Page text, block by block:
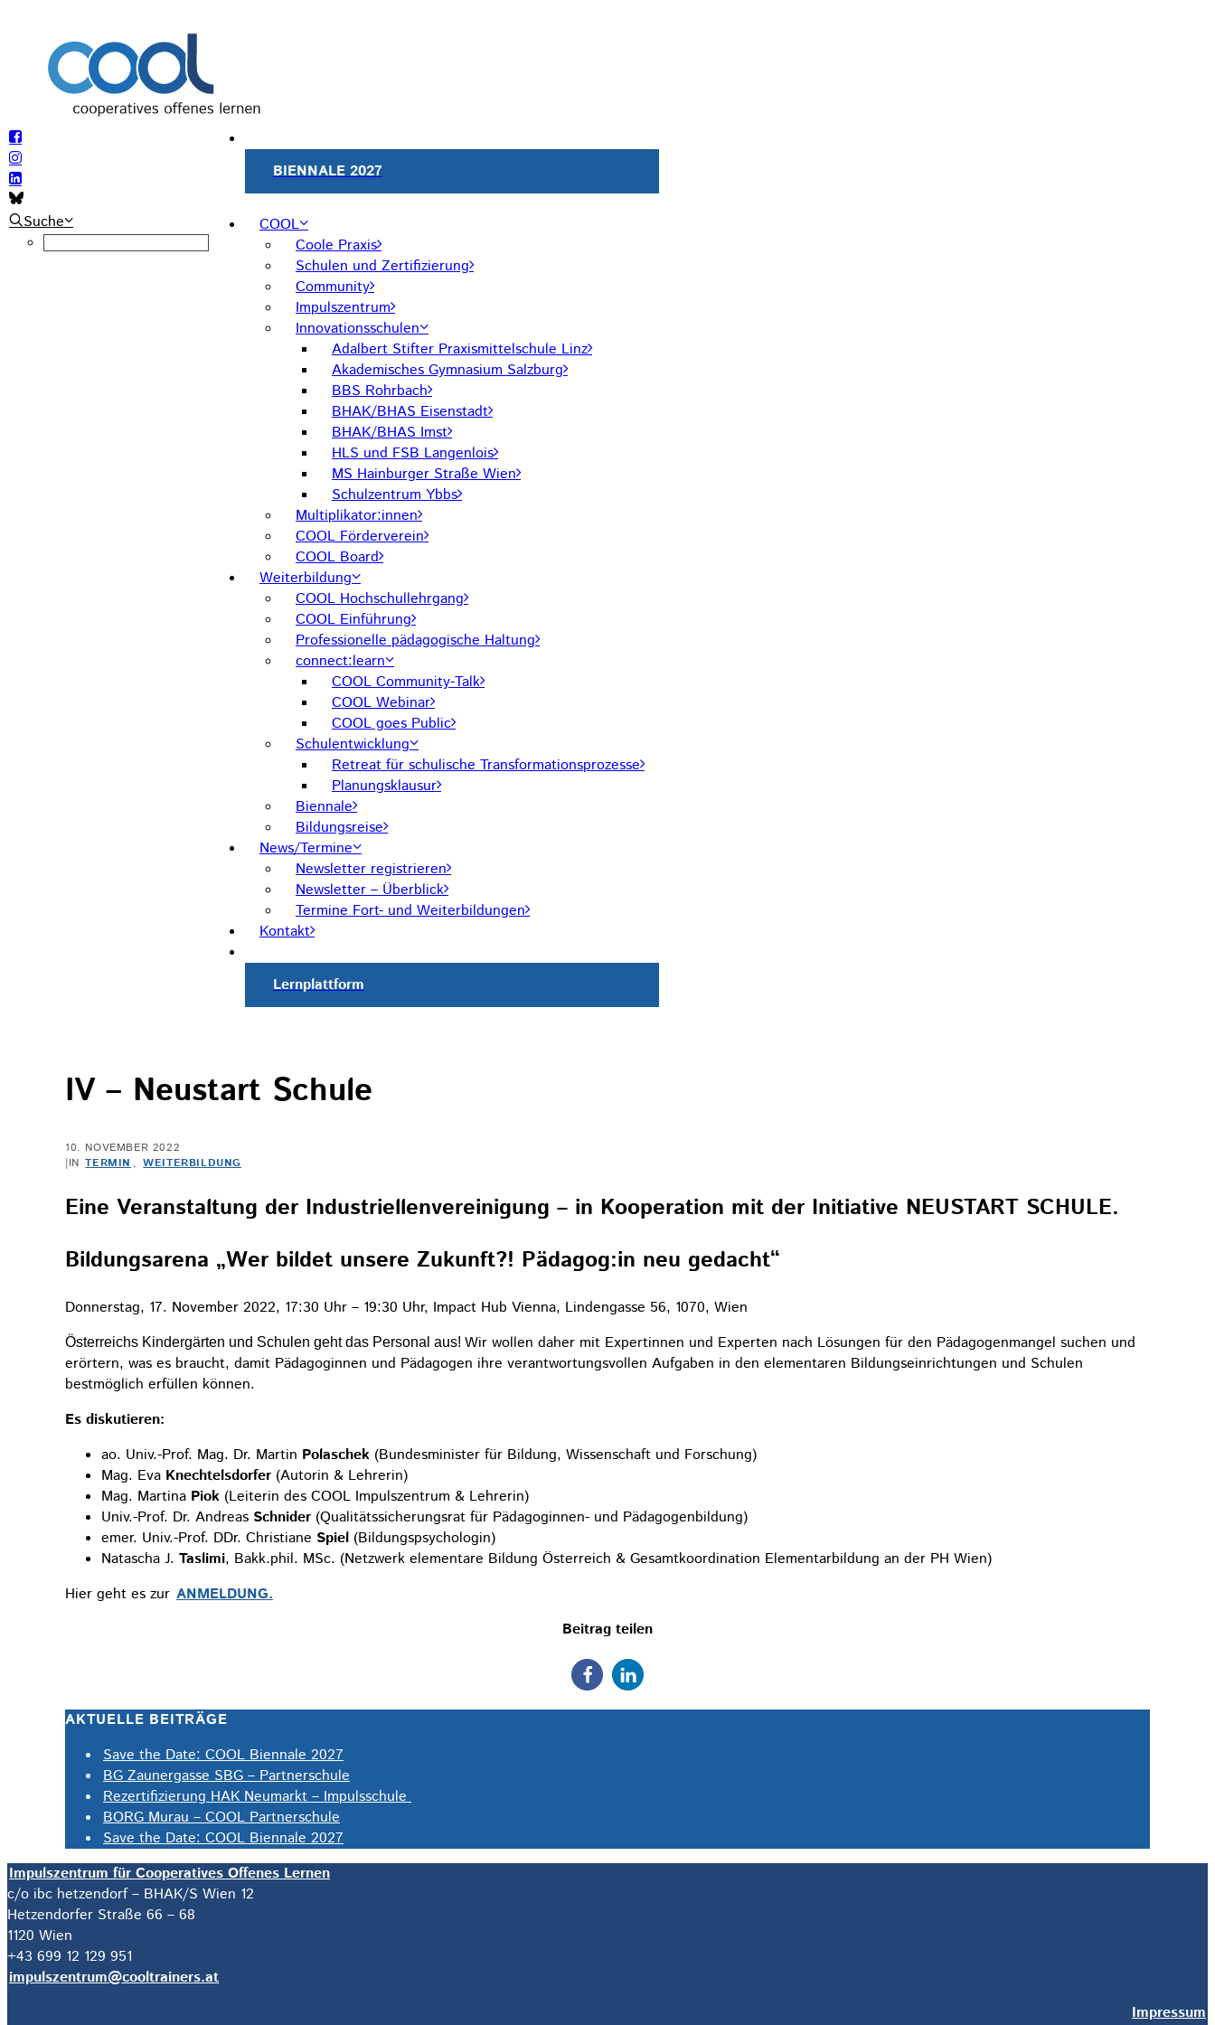
Suche
BIENNALE 2027
COOL
Coole Praxis
Schulen und Zertifizierung
Community
Impulszentrum
Innovationsschulen
Adalbert Stifter Praxismittelschule Linz
Akademisches Gymnasium Salzburg
BBS Rohrbach
BHAK/BHAS Eisenstadt
BHAK/BHAS Imst
HLS und FSB Langenlois
MS Hainburger Straße Wien
Schulzentrum Ybbs
Multiplikator:innen
COOL Förderverein
COOL Board
Weiterbildung
COOL Hochschullehrgang
COOL Einführung
Professionelle pädagogische Haltung
connect:learn
COOL Community-Talk
COOL Webinar
COOL goes Public
Schulentwicklung
Retreat für schulische Transformationsprozesse
Planungsklausur
Biennale
Bildungsreise
News/Termine
Newsletter registrieren
Newsletter – Überblick
Termine Fort- und Weiterbildungen
Kontakt
Lernplattform
IV – Neustart Schule
10. NOVEMBER 2022
|IN TERMIN , WEITERBILDUNG
Eine Veranstaltung der Industriellenvereinigung – in Kooperation mit der Initiative NEUSTART SCHULE.
Bildungsarena „Wer bildet unsere Zukunft?! Pädagog:in neu gedacht“
Donnerstag, 17. November 2022, 17:30 Uhr – 19:30 Uhr, Impact Hub Vienna, Lindengasse 56, 1070, Wien
Österreichs Kindergärten und Schulen geht das Personal aus! Wir wollen daher mit Expertinnen und Experten nach Lösungen für den Pädagogenmangel suchen und
erörtern, was es braucht, damit Pädagoginnen und Pädagogen ihre verantwortungsvollen Aufgaben in den elementaren Bildungseinrichtungen und Schulen
bestmöglich erfüllen können.
Es diskutieren:
ao. Univ.-Prof. Mag. Dr. Martin Polaschek (Bundesminister für Bildung, Wissenschaft und Forschung)
Mag. Eva Knechtelsdorfer (Autorin & Lehrerin)
Mag. Martina Piok (Leiterin des COOL Impulszentrum & Lehrerin)
Univ.-Prof. Dr. Andreas Schnider (Qualitätssicherungsrat für Pädagoginnen- und Pädagogenbildung)
emer. Univ.-Prof. DDr. Christiane Spiel (Bildungspsychologin)
Natascha J. Taslimi, Bakk.phil. MSc. (Netzwerk elementare Bildung Österreich & Gesamtkoordination Elementarbildung an der PH Wien)
Hier geht es zur ANMELDUNG.
Beitrag teilen
AKTUELLE BEITRÄGE
Save the Date: COOL Biennale 2027
BG Zaunergasse SBG – Partnerschule
Rezertifizierung HAK Neumarkt – Impulsschule
BORG Murau – COOL Partnerschule
Save the Date: COOL Biennale 2027
Impulszentrum für Cooperatives Offenes Lernen
c/o ibc hetzendorf – BHAK/S Wien 12
Hetzendorfer Straße 66 – 68
1120 Wien
+43 699 12 129 951
impulszentrum@cooltrainers.at
Impressum